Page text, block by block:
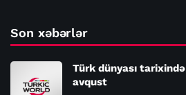
Son xəbərlər
Türk dünyası
avqust